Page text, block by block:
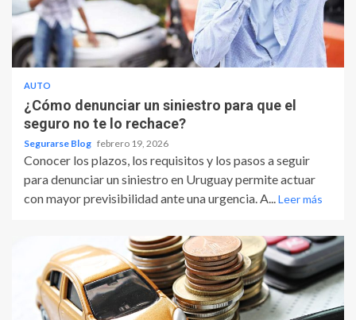
AUTO
¿Cómo denunciar un siniestro para que el
seguro no te lo rechace?
Segurarse Blog febrero 19, 2026
Conocer los plazos, los requisitos y los pasos a seguir
para denunciar un siniestro en Uruguay permite actuar
con mayor previsibilidad ante una urgencia. A...Leer más